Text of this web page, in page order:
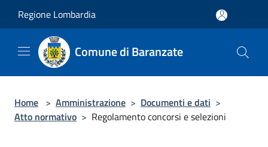
Regione Lombardia
Comune di Baranzate
Home > Amministrazione > Documenti e dati >
Atto normativo > Regolamento concorsi e selezioni